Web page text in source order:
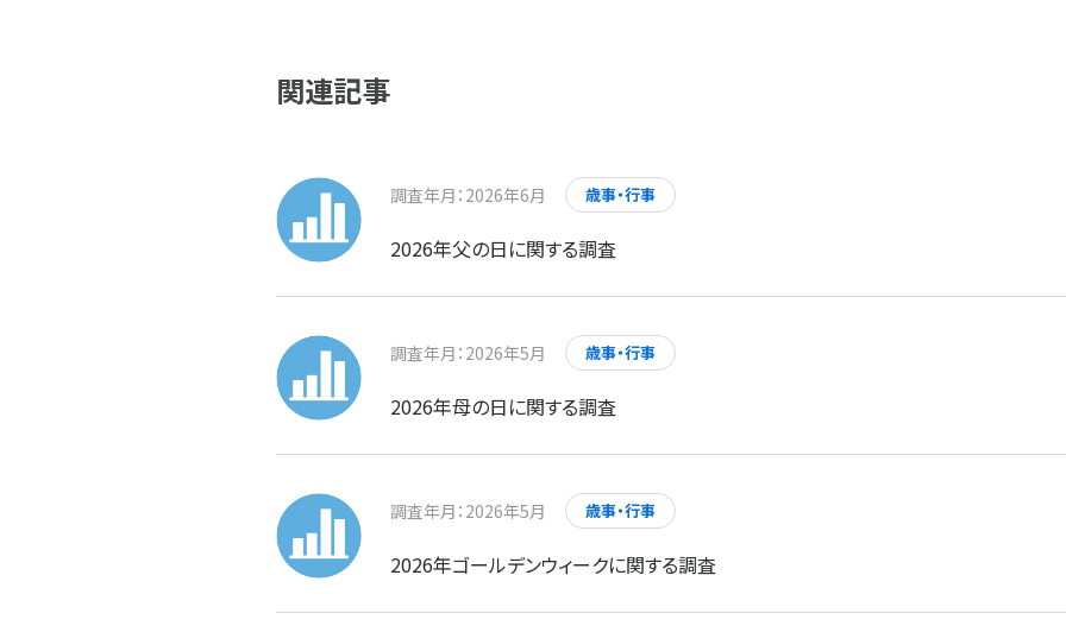
関連記事
調査年月：2026年6月 歳事・行事
2026年父の日に関する調査
調査年月：2026年5月 歳事・行事
2026年母の日に関する調査
調査年月：2026年5月 歳事・行事
2026年ゴールデンウィークに関する調査